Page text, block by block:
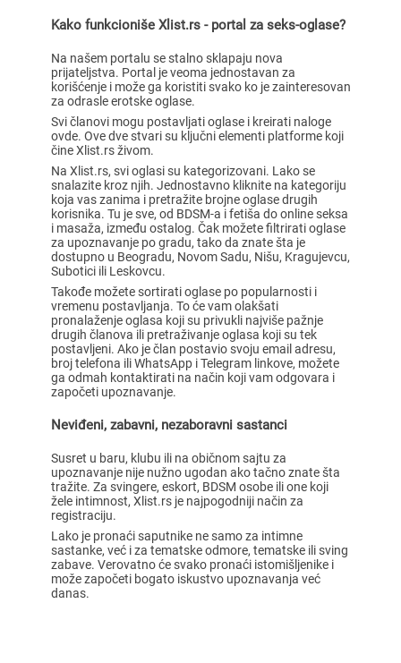
Kako funkcioniše Xlist.rs - portal za seks-oglase?
Na našem portalu se stalno sklapaju nova
prijateljstva. Portal je veoma jednostavan za
korišćenje i može ga koristiti svako ko je zainteresovan
za odrasle erotske oglase.
Svi članovi mogu postavljati oglase i kreirati naloge
ovde. Ove dve stvari su ključni elementi platforme koji
čine Xlist.rs živom.
Na Xlist.rs, svi oglasi su kategorizovani. Lako se
snalazite kroz njih. Jednostavno kliknite na kategoriju
koja vas zanima i pretražite brojne oglase drugih
korisnika. Tu je sve, od BDSM-a i fetiša do online seksa
i masaža, između ostalog. Čak možete filtrirati oglase
za upoznavanje po gradu, tako da znate šta je
dostupno u Beogradu, Novom Sadu, Nišu, Kragujevcu,
Subotici ili Leskovcu.
Takođe možete sortirati oglase po popularnosti i
vremenu postavljanja. To će vam olakšati
pronalaženje oglasa koji su privukli najviše pažnje
drugih članova ili pretraživanje oglasa koji su tek
postavljeni. Ako je član postavio svoju email adresu,
broj telefona ili WhatsApp i Telegram linkove, možete
ga odmah kontaktirati na način koji vam odgovara i
započeti upoznavanje.
Neviđeni, zabavni, nezaboravni sastanci
Susret u baru, klubu ili na običnom sajtu za
upoznavanje nije nužno ugodan ako tačno znate šta
tražite. Za svingere, eskort, BDSM osobe ili one koji
žele intimnost, Xlist.rs je najpogodniji način za
registraciju.
Lako je pronaći saputnike ne samo za intimne
sastanke, već i za tematske odmore, tematske ili sving
zabave. Verovatno će svako pronaći istomišljenike i
može započeti bogato iskustvo upoznavanja već
danas.